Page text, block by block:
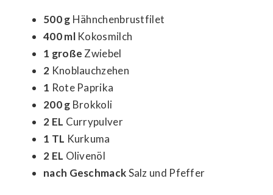
500 g Hähnchenbrustfilet
400 mlKokosmilch
1 große Zwiebel
2 Knoblauchzehen
1 Rote Paprika
200 g Brokkoli
2 EL Currypulver
1 TL Kurkuma
2 EL Olivenöl
nach GeschmackSalz und Pfeffer